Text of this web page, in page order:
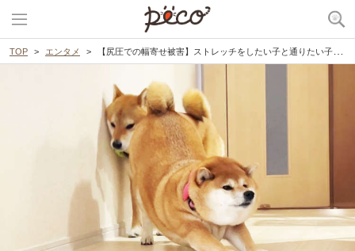
TOP エンタメ 【尻圧での幅寄せ被害】ストレッチをしたい子と通りたい子のせめぎ合い。進路妨害の行方は…！？